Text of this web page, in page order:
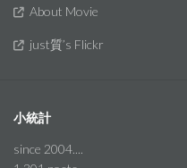
About Movie
just質’s Flickr
小統計
since 2004....